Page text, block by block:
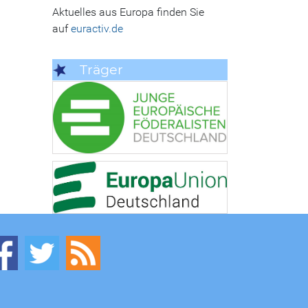
Aktuelles aus Europa finden Sie
aufeuractiv.de
Träger